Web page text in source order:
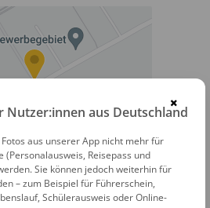
35a
×
Nutzer:innen aus Deutschland
aus unserer App nicht mehr für
Reisepass und
Sie können jedoch weiterhin für
– zum Beispiel für Führerschein,
Schülerausweis oder Online-